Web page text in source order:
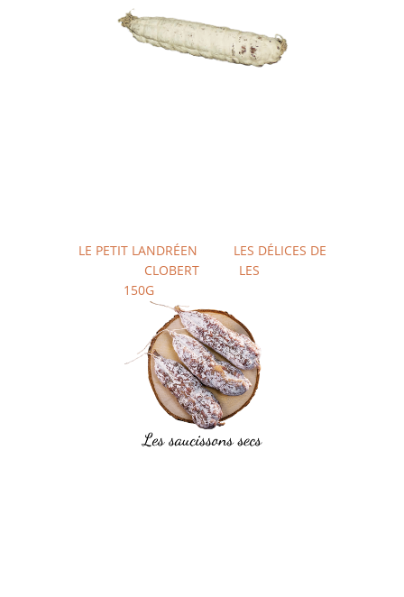
LE PETIT LANDRÉEN
LES DÉLICES DE
CLOBERT
LES
150G